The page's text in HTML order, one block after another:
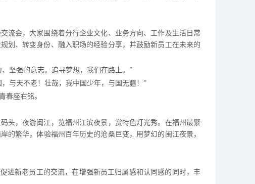
流会， 大家围绕着分行企业文化、业务方向、工作及生活日常
划、转变身份、融入职场的经验分享， 并鼓励新员工在未来的
坚强的意志。追寻梦想， 我们在路上。 ”
， 与天不老！ 壮哉， 我中国少年， 与国无疆！ ”
春座右铭。
头， 夜游闽江 ， 览福州江滨夜景 ， 赏特色灯光秀。在福州最繁
的繁华，体验福州百年历史的沧桑巨变 ， 用梦幻的闽江夜景 ，
进新老员工的交流，在增强新员工归属感和认同感的同时，丰